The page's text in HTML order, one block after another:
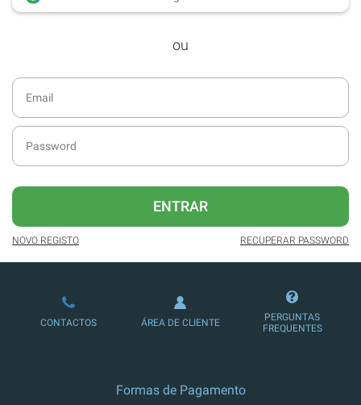
desde dezembro de 2016.
Acesso ao formato digital da SÁBADO
SÁBADO.
diário da atualidade.
publicidade reduzida e não invasiva
no site.
Possibilidade de ler e/ou ouvir artigos.
Ofertas e descontos em produtos,
serviços, eventos desportivos e
ou
ENTRAR
NOVO REGISTO RECUPERAR PASSWORD
CONTACTOS ÁREA DE CLIENTE
PERGUNTAS
FREQUENTES
Formas de Pagamento